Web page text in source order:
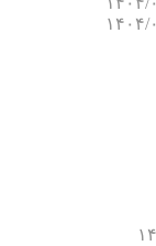
۰۵/۰۱